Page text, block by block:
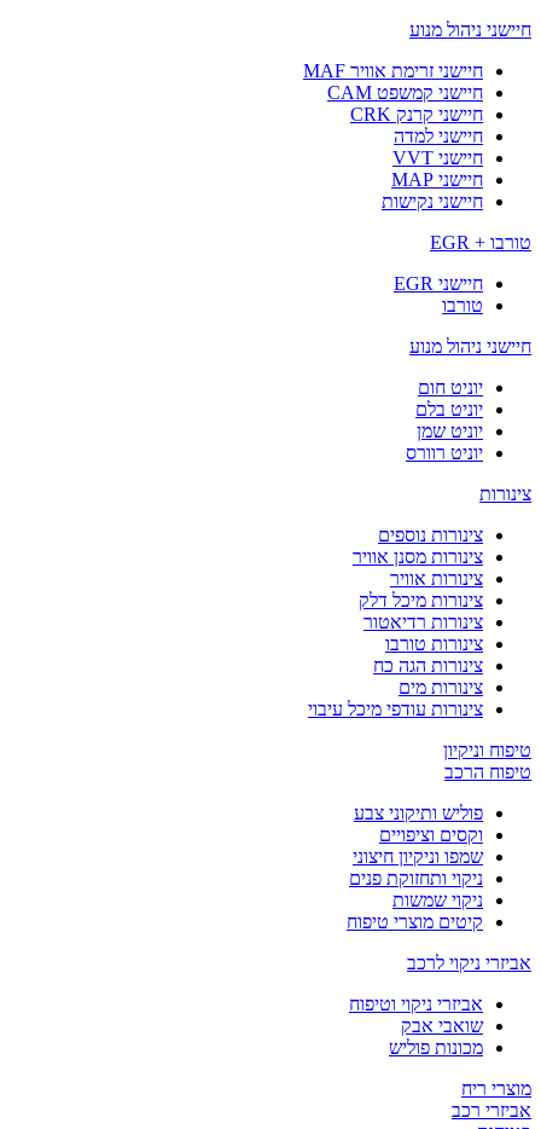
חיישני ניהול מנוע
חיישני זרימת אוויר MAF
חיישני קמשפט CAM
חיישני קרנק CRK
חיישני למדה
חיישני VVT
חיישני MAP
חיישני נקישות
טורבו + EGR
חיישני EGR
טורבו
חיישני ניהול מנוע
יוניט חום
יוניט בלם
יוניט שמן
יוניט רוורס
צינורות
צינורות נוספים
צינורות מסנן אוויר
צינורות אוויר
צינורות מיכל דלק
צינורות רדיאטור
צינורות טורבו
צינורות הגה כח
צינורות מים
צינורות עודפי מיכל עיבוי
טיפוח וניקיון
טיפוח הרכב
פוליש ותיקוני צבע
וקסים וציפויים
שמפו וניקיון חיצוני
ניקוי ותחזוקת פנים
ניקוי שמשות
קיטים מוצרי טיפוח
אביזרי ניקוי לרכב
אביזרי ניקוי וטיפוח
שואבי אבק
מכונות פוליש
מוצרי ריח
אביזרי רכב